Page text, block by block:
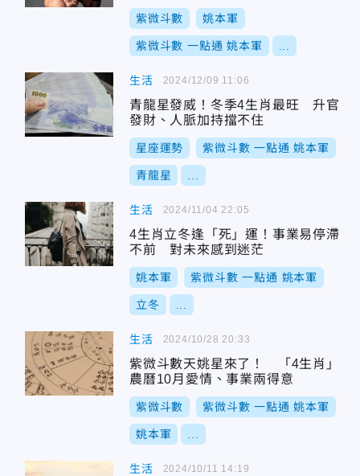
紫微斗數 姚本軍
紫微斗數 一點通 姚本軍
生活
青龍星發威！冬季4生肖最旺 升官
發財、人脈加持擋不住
星座運勢 紫微斗數 一點通 姚本軍
青龍星
2024/12/09 11:06
生活
4生肖立冬逢「死」運！事業易停滯
不前 對未來感到迷茫
姚本軍 紫微斗數 一點通 姚本軍
立冬
2024/11/04 22:05
生活
紫微斗數天姚星來了！ 「4生肖」
農曆10月愛情、事業兩得意
紫微斗數 紫微斗數 一點通 姚本軍
姚本軍
2024/10/28 20:33
生活 2024/10/11 14:19